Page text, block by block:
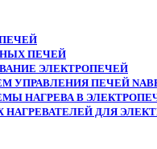
ПЕЧЕЙ
ЭЛЕКТРОПЕЧЕЙ
УПРАВЛЕНИЯ ПЕЧЕЙ
НАГРЕВА В
НАГРЕВАТЕЛЕЙ ДЛЯ